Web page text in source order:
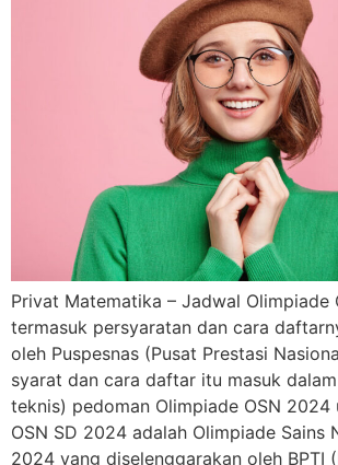
Privat Matematika – Jadwal Olimpiade
termasuk persyaratan dan cara
oleh Puspesnas (Pusat Prestasi
syarat dan cara daftar itu masuk
teknis) pedoman Olimpiade OSN 2024
OSN SD 2024 adalah Olimpiade Sains
2024 yang diselenggarakan oleh BPTI